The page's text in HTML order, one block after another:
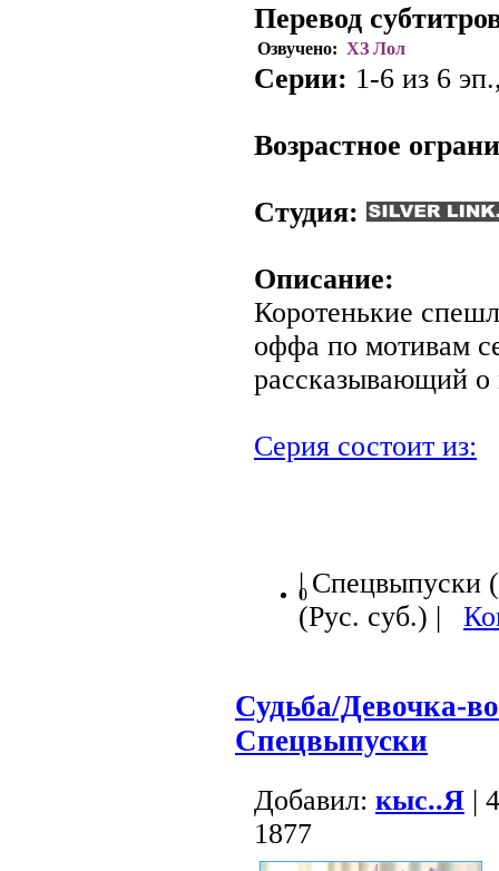
Перевод
Озвучено: ХЗ Лол
Серии: 1-6 из 6
Возрастное
Студия:
Описание:
Коротенькие
оффа по мотивам
рассказывающий
Серия состоит из:
0
| Спецвыпуски
(Рус. суб.) |
Судьба/Девочка-
Спецвыпуски
Добавил: кыс..Я |
1877